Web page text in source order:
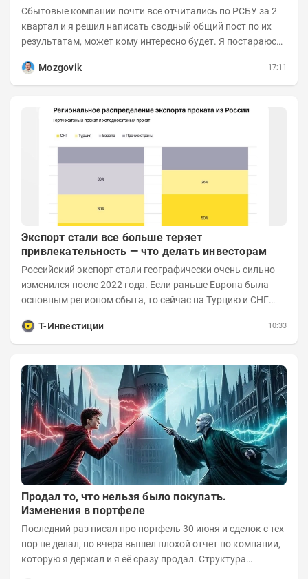
Сбытовые компании почти все отчитались по РСБУ за 2
квартал и я решил написать сводный общий пост по их
результатам, может кому интересно будет. Я постараюсь
Mozgovik
17:11
Экспорт стали все больше теряет
привлекательность — что делать инвесторам
Российский экспорт стали географически очень сильно
изменился после 2022 года. Если раньше Европа была
основным регионом сбыта, то сейчас на Турцию и СНГ
Т-Инвестиции
10:33
Продал то, что нельзя было покупать.
Изменения в портфеле
Последний раз писал про портфель 30 июня и сделок с тех
пор не делал, но вчера вышел плохой отчет по компании,
которую я держал и я её сразу продал. Структура